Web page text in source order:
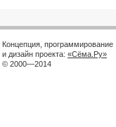
Концепция, программирование
и дизайн проекта: «Сёма.Ру»
© 2000—2014